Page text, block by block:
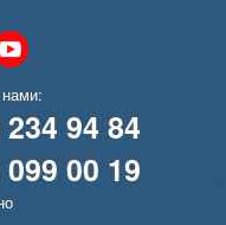
94 84
00 19